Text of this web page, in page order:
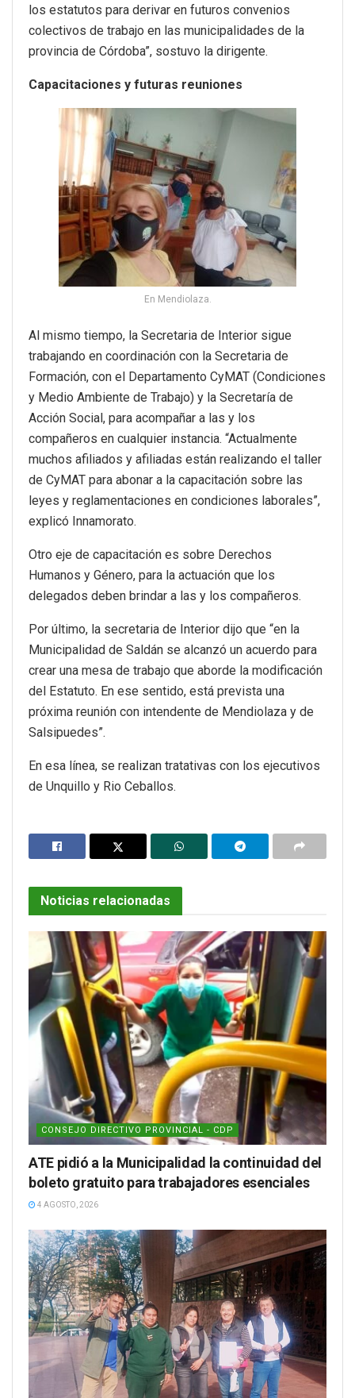
los estatutos para derivar en futuros convenios
colectivos de trabajo en las municipalidades de la
provincia de Córdoba”, sostuvo la dirigente.
Capacitaciones y futuras reuniones
En Mendiolaza.
Al mismo tiempo, la Secretaria de Interior sigue
trabajando en coordinación con la Secretaria de
Formación, con el Departamento CyMAT (Condiciones
y Medio Ambiente de Trabajo) y la Secretaría de
Acción Social, para acompañar a las y los
compañeros en cualquier instancia. “Actualmente
muchos afiliados y afiliadas están realizando el taller
de CyMAT para abonar a la capacitación sobre las
leyes y reglamentaciones en condiciones laborales”,
explicó Innamorato.
Otro eje de capacitación es sobre Derechos
Humanos y Género, para la actuación que los
delegados deben brindar a las y los compañeros.
Por último, la secretaria de Interior dijo que “en la
Municipalidad de Saldán se alcanzó un acuerdo para
crear una mesa de trabajo que aborde la modificación
del Estatuto. En ese sentido, está prevista una
próxima reunión con intendente de Mendiolaza y de
Salsipuedes”.
En esa línea, se realizan tratativas con los ejecutivos
de Unquillo y Rio Ceballos.
Noticias relacionadas
CONSEJO DIRECTIVO PROVINCIAL - CDP
ATE pidió a la Municipalidad la continuidad del
boleto gratuito para trabajadores esenciales
4 AGOSTO, 2026